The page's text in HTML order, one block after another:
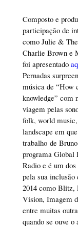
Composto e
participação de
como Julie &
Charlie Brown e
foi apresentado
Pernadas
música de “How
knowledge” com
viagem pelas
folk, world
landscape em
trabalho de
programa Global
Radio e é um
pela sua
2014 como Blitz,
Vision, Imagem
entre muitas
quando se ouve